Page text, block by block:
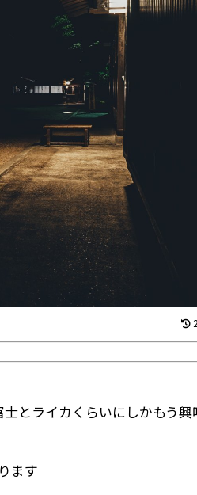
とライカくらいにしかもう興
ます